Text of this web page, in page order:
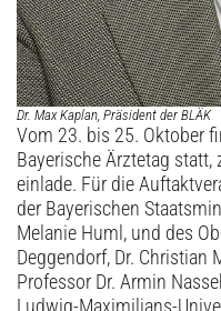
Dr. Max Kaplan, Präsident der BLÄK
Vom 23. bis 25. Oktober
Bayerische Ärztetag
einlade. Für die
der Bayerischen
Melanie Huml, und des
Deggendorf, Dr. Christian
Professor Dr. Armin